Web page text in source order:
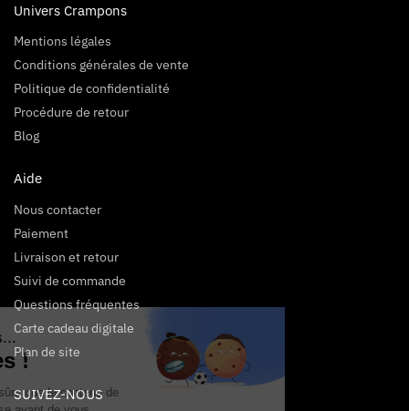
Salut c'est nous...
les Cookies !
On a attendu d'être sûrs que le contenu de
Univers Crampons
Mentions légales
Conditions générales de vente
Politique de confidentialité
Procédure de retour
Blog
Aide
Nous contacter
Paiement
Livraison et retour
Suivi de commande
Questions fréquentes
Carte cadeau digitale
Plan de site
SUIVEZ-NOUS